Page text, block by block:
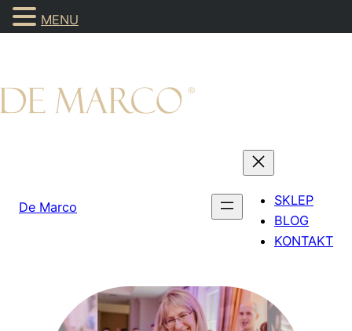
De Marco
SKLEP
BLOG
KONTAKT
MENU